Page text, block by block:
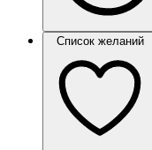
Список желаний